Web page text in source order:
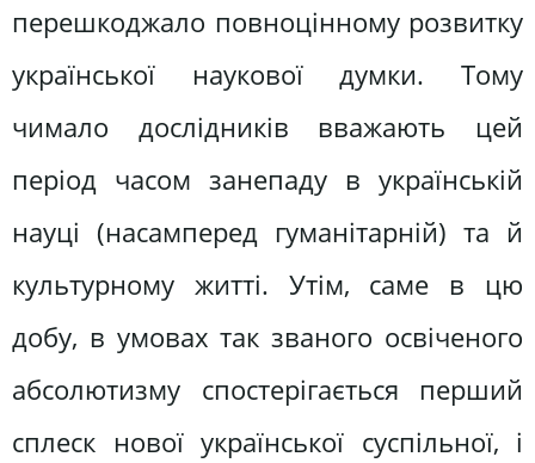
перешкоджало повноцінному розвитку
української наукової думки. Тому
чимало дослідників вважають цей
період часом занепаду в українській
науці (насамперед гуманітарній) та й
культурному житті. Утім, саме в цю
добу, в умовах так званого освіченого
абсолютизму спостерігається перший
сплеск нової української суспільної, і